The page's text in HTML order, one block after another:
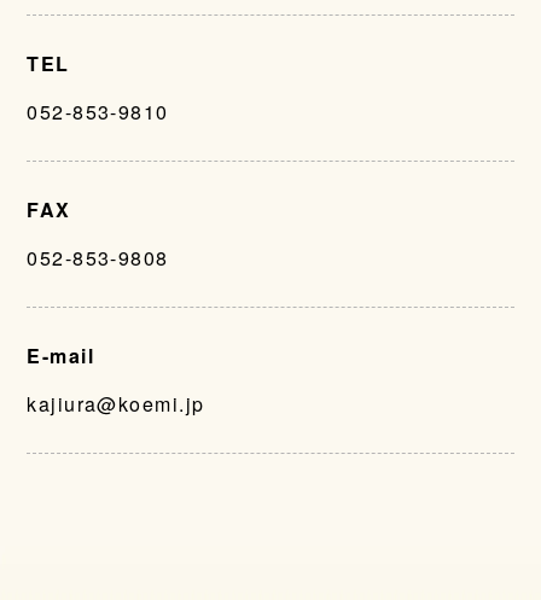
TEL
052-853-9810
FAX
052-853-9808
E-mail
kajiura@koemi.jp